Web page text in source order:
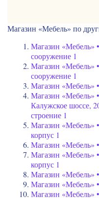
Магазин «Мебель» по
Магазин «Мебель»
сооружение 1
Магазин «Мебель»
сооружение 1
Магазин «Мебель»
Магазин «Мебель»
Калужское шоссе,
строение 1
Магазин «Мебель»
корпус 1
Магазин «Мебель»
Магазин «Мебель»
корпус 1
Магазин «Мебель»
Магазин «Мебель»
Магазин «Мебель»